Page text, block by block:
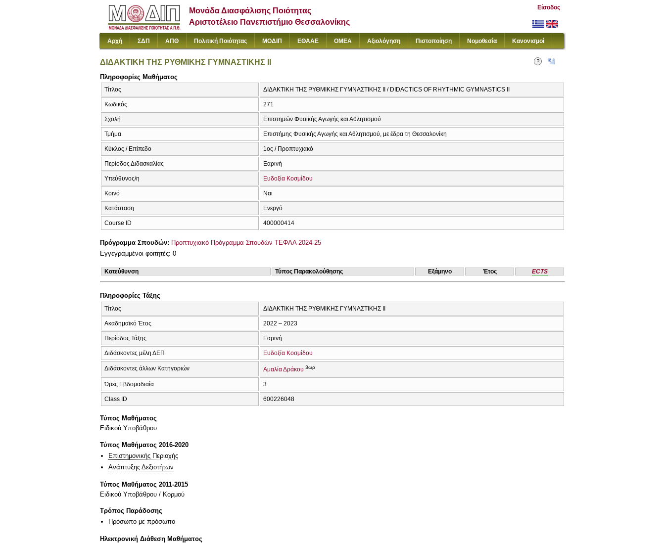
Μονάδα Διασφάλισης Ποιότητας
Αριστοτέλειο Πανεπιστήμιο Θεσσαλονίκης
Είσοδος
Αρχή ΣΔΠ ΑΠΘ Πολιτική Ποιότητας ΜΟΔΙΠ ΕΘΑΑΕ ΟΜΕΑ Αξιολόγηση Πιστοποίηση Νομοθεσία Κανονισμοί
ΔΙΔΑΚΤΙΚΗ ΤΗΣ ΡΥΘΜΙΚΗΣ ΓΥΜΝΑΣΤΙΚΗΣ ΙΙ
Πληροφορίες Μαθήματος
Τίτλος ΔΙΔΑΚΤΙΚΗ ΤΗΣ ΡΥΘΜΙΚΗΣ ΓΥΜΝΑΣΤΙΚΗΣ ΙΙ / DIDACTICS OF RHYTHMIC GYMNASTICS ΙΙ
Κωδικός 271
Σχολή Επιστημών Φυσικής Αγωγής και Αθλητισμού
Τμήμα Επιστήμης Φυσικής Αγωγής και Αθλητισμού, με έδρα τη Θεσσαλονίκη
Κύκλος / Επίπεδο 1ος / Προπτυχιακό
Περίοδος Διδασκαλίας Εαρινή
Υπεύθυνος/η Ευδοξία Κοσμίδου
Κοινό Ναι
Κατάσταση Ενεργό
Course ID 400000414
Πρόγραμμα Σπουδών: Προπτυχιακό Πρόγραμμα Σπουδών ΤΕΦΑΑ 2024-25
Εγγεγραμμένοι φοιτητές: 0
Κατεύθυνση Τύπος Παρακολούθησης Εξάμηνο Έτος ECTS
Πληροφορίες Τάξης
Τίτλος ΔΙΔΑΚΤΙΚΗ ΤΗΣ ΡΥΘΜΙΚΗΣ ΓΥΜΝΑΣΤΙΚΗΣ ΙΙ
Ακαδημαϊκό Έτος 2022 – 2023
Περίοδος Τάξης Εαρινή
Διδάσκοντες μέλη ΔΕΠ Ευδοξία Κοσμίδου
Διδάσκοντες άλλων Κατηγοριών Αμαλία Δράκου 3ωρ
Ώρες Εβδομαδιαία 3
Class ID 600226048
Τύπος Μαθήματος
Ειδικού Υποβάθρου
Τύπος Μαθήματος 2016-2020
Επιστημονικής Περιοχής
Ανάπτυξης Δεξιοτήτων
Τύπος Μαθήματος 2011-2015
Ειδικού Υποβάθρου / Κορμού
Τρόπος Παράδοσης
Πρόσωπο με πρόσωπο
Ηλεκτρονική Διάθεση Μαθήματος